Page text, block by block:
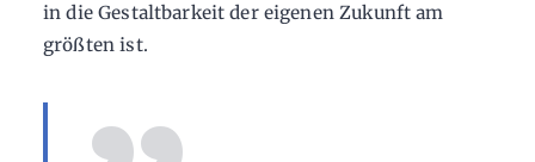
in die Gestaltbarkeit der eigenen Zukunft am
größten ist.